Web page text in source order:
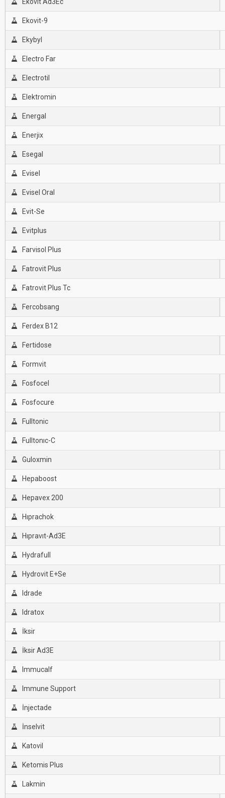
Ekovit-9
Ekybyl
Electro Far
Electrotil
Elektromin
Energal
Enerjix
Esegal
Evisel
Evisel Oral
Evit-Se
Evitplus
Farvisol Plus
Fatrovit Plus
Fatrovit Plus Tc
Fercobsang
Ferdex B12
Fertidose
Formvit
Fosfocel
Fosfocure
Fulltonic
Fulltonıc-C
Guloxmin
Hepaboost
Hepavex 200
Hıprachok
Hıpravıt-Ad3E
Hydrafull
Hydrovit E+Se
Idrade
Idratox
İksir
İksir Ad3E
Immucalf
Immune Support
İnjectade
İnselvit
Katovil
Ketomis Plus
Lakmin